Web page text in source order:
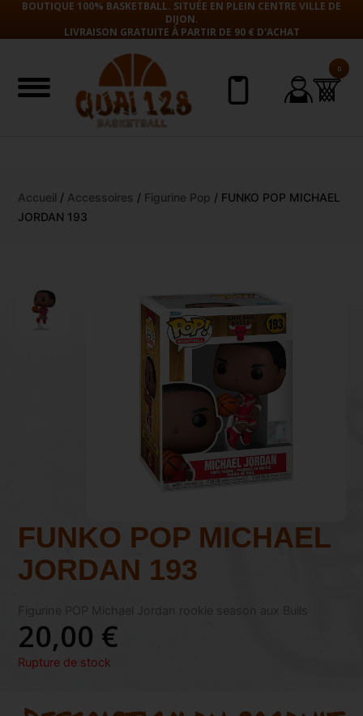
contenu
BOUTIQUE 100% BASKETBALL. SITUÉE EN PLEIN CENTRE VILLE DE
DIJON.
LIVRAISON GRATUITE À PARTIR DE 90 € D'ACHAT
0
Accueil / Accessoires / Figurine Pop / FUNKO POP MICHAEL
JORDAN 193
FUNKO POP MICHAEL
JORDAN 193
Figurine POP Michael Jordan rookie season aux Bulls
20,00 €
Rupture de stock